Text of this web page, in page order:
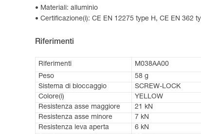
Materiali: alluminio
Certificazione(i): CE EN 12275 type H, CE EN 362
Riferimenti
Riferimenti M038AA00
Peso
58 g
Sistema di bloccaggio
SCREW-LOCK
Colore(i)
YELLOW
Resistenza asse maggiore
21 kN
Resistenza asse minore
7 kN
Resistenza leva aperta
6 kN